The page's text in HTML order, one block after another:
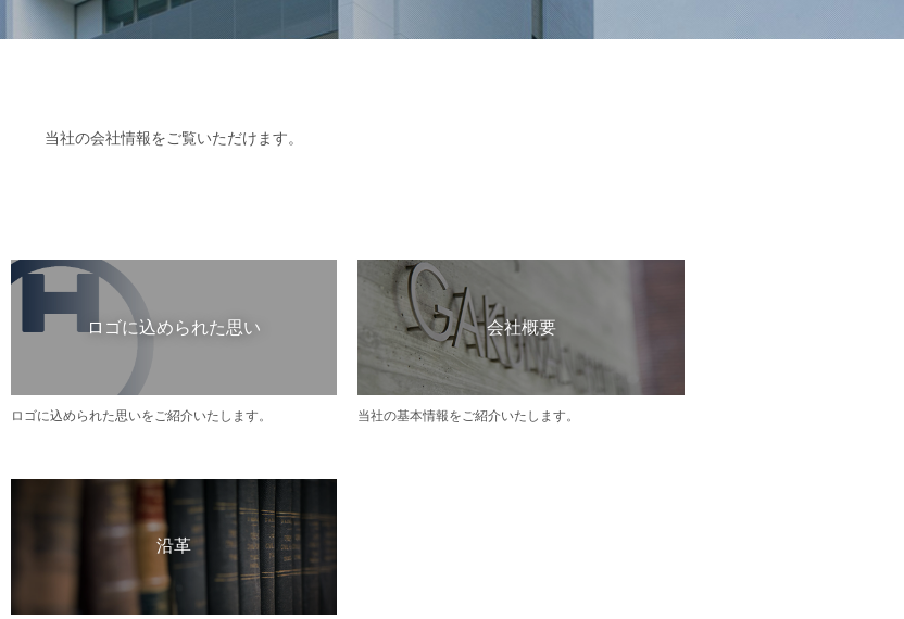
当社の会社情報をご覧いただけます。
ロゴに込められた思い
ロゴに込められた思いをご紹介いたします。
会社概要
当社の基本情報をご紹介いたします。
沿革